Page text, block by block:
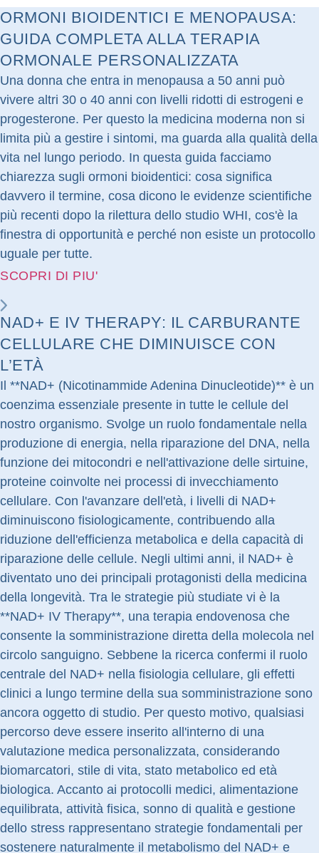
ORMONI BIOIDENTICI E MENOPAUSA:
GUIDA COMPLETA ALLA TERAPIA
ORMONALE PERSONALIZZATA
Una donna che entra in menopausa a 50 anni può
vivere altri 30 o 40 anni con livelli ridotti di estrogeni e
progesterone. Per questo la medicina moderna non si
limita più a gestire i sintomi, ma guarda alla qualità della
vita nel lungo periodo. In questa guida facciamo
chiarezza sugli ormoni bioidentici: cosa significa
davvero il termine, cosa dicono le evidenze scientifiche
più recenti dopo la rilettura dello studio WHI, cos'è la
finestra di opportunità e perché non esiste un protocollo
uguale per tutte.
SCOPRI DI PIU'
NAD+ E IV THERAPY: IL CARBURANTE
CELLULARE CHE DIMINUISCE CON
L’ETÀ
Il **NAD+ (Nicotinammide Adenina Dinucleotide)** è un
coenzima essenziale presente in tutte le cellule del
nostro organismo. Svolge un ruolo fondamentale nella
produzione di energia, nella riparazione del DNA, nella
funzione dei mitocondri e nell'attivazione delle sirtuine,
proteine coinvolte nei processi di invecchiamento
cellulare. Con l'avanzare dell'età, i livelli di NAD+
diminuiscono fisiologicamente, contribuendo alla
riduzione dell'efficienza metabolica e della capacità di
riparazione delle cellule. Negli ultimi anni, il NAD+ è
diventato uno dei principali protagonisti della medicina
della longevità. Tra le strategie più studiate vi è la
**NAD+ IV Therapy**, una terapia endovenosa che
consente la somministrazione diretta della molecola nel
circolo sanguigno. Sebbene la ricerca confermi il ruolo
centrale del NAD+ nella fisiologia cellulare, gli effetti
clinici a lungo termine della sua somministrazione sono
ancora oggetto di studio. Per questo motivo, qualsiasi
percorso deve essere inserito all'interno di una
valutazione medica personalizzata, considerando
biomarcatori, stile di vita, stato metabolico ed età
biologica. Accanto ai protocolli medici, alimentazione
equilibrata, attività fisica, sonno di qualità e gestione
dello stress rappresentano strategie fondamentali per
sostenere naturalmente il metabolismo del NAD+ e